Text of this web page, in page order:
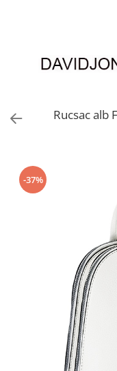
Accesorii
Genti din piele
Camasi si topuri
Incaltaminte
Rucsac alb
-37%